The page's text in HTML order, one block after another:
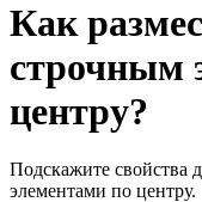
Как
строчным
центру?
Подскажите свойства
элементами по центру.